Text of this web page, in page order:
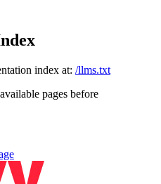
index at: /llms.txt
pages before